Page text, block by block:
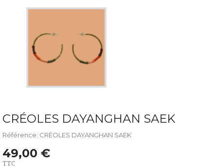
CRÉOLES DAYANGHAN SAEK
Référence: CRÉOLES DAYANGHAN SAEK
49,00 €
TTC